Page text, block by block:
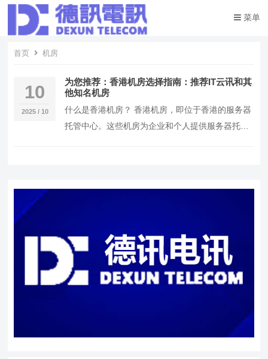
菜单
首页 机房
10
2025 / 10
为您推荐：香港机房选择指南：推荐IT云讯和其
他知名机房
什么是香港机房？ 香港机房，即位于香港的服务器
托管中心。这些机房为企业和个人提供服务器托管